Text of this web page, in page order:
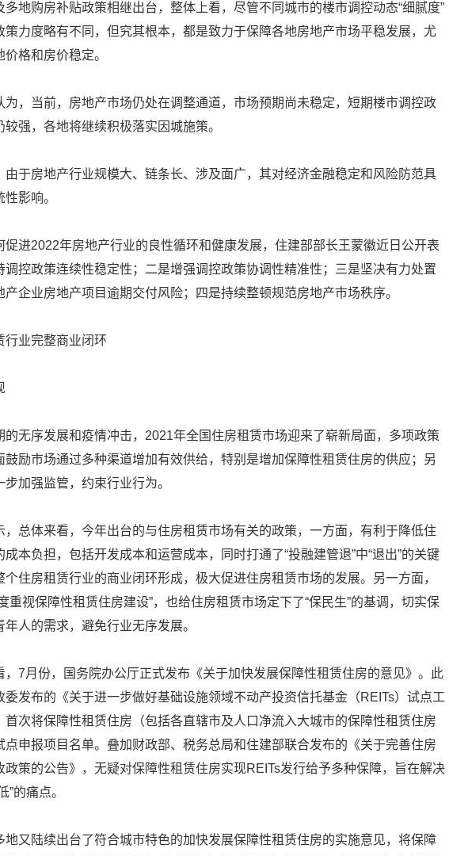
多地购房补贴政策相继出台，整体上看，尽管不同城市的楼市调控动态“细腻度”
策力度略有不同，但究其根本，都是致力于保障各地房地产市场平稳发展，尤
格和房价稳定。
为，当前，房地产市场仍处在调整通道，市场预期尚未稳定，短期楼市调控政
较强，各地将继续积极落实因城施策。
由于房地产行业规模大、链条长、涉及面广，其对经济金融稳定和风险防范具
影响。
促进2022年房地产行业的良性循环和健康发展，住建部部长王蒙徽近日公开表
调控政策连续性稳定性；二是增强调控政策协调性精准性；三是坚决有力处置
产企业房地产项目逾期交付风险；四是持续整顿规范房地产市场秩序。
行业完整商业闭环
的无序发展和疫情冲击，2021年全国住房租赁市场迎来了崭新局面，多项政策
鼓励市场通过多种渠道增加有效供给，特别是增加保障性租赁住房的供应；另
加强监管，约束行业行为。
，总体来看，今年出台的与住房租赁市场有关的政策，一方面，有利于降低住
成本负担，包括开发成本和运营成本，同时打通了“投融建管退”中“退出”的关键
个住房租赁行业的商业闭环形成，极大促进住房租赁市场的发展。另一方面，
重视保障性租赁住房建设”，也给住房租赁市场定下了“保民生”的基调，切实保
年人的需求，避免行业无序发展。
，7月份，国务院办公厅正式发布《关于加快发展保障性租赁住房的意见》。此
委发布的《关于进一步做好基础设施领域不动产投资信托基金（REITs）试点工
首次将保障性租赁住房（包括各直辖市及人口净流入大城市的保障性租赁住房
点申报项目名单。叠加财政部、税务总局和住建部联合发布的《关于完善住房
政策的公告》，无疑对保障性租赁住房实现REITs发行给予多种保障，旨在解决
”的痛点。
地又陆续出台了符合城市特色的加快发展保障性租赁住房的实施意见，将保障